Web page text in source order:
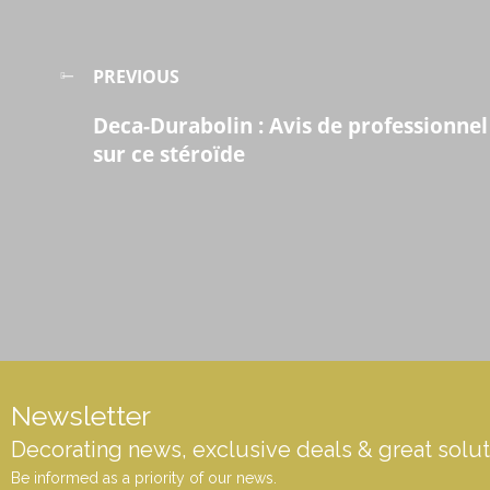
PREVIOUS
Deca-Durabolin : Avis de professionnel
sur ce stéroïde
Newsletter
Decorating news, exclusive deals & great
Be informed as a priority of our news.